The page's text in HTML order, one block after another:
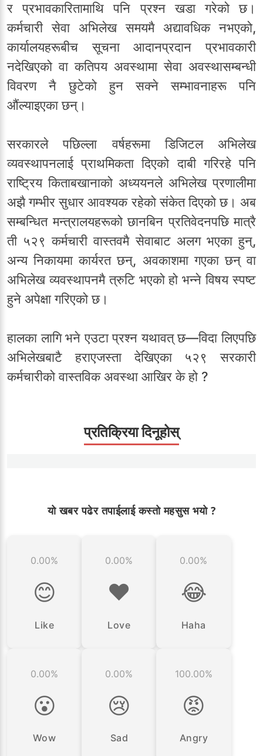
र प्रभावकारितामाथि पनि प्रश्न खडा गरेको छ।
कर्मचारी सेवा अभिलेख समयमै अद्यावधिक नभएको,
कार्यालयहरूबीच सूचना आदानप्रदान प्रभावकारी
नदेखिएको वा कतिपय अवस्थामा सेवा अवस्थासम्बन्धी
विवरण नै छुटेको हुन सक्ने सम्भावनाहरू पनि
औंल्याइएका छन्।
सरकारले पछिल्ला वर्षहरूमा डिजिटल अभिलेख
व्यवस्थापनलाई प्राथमिकता दिएको दाबी गरिरहे पनि
राष्ट्रिय किताबखानाको अध्ययनले अभिलेख प्रणालीमा
अझै गम्भीर सुधार आवश्यक रहेको संकेत दिएको छ। अब
सम्बन्धित मन्त्रालयहरूको छानबिन प्रतिवेदनपछि मात्रै
ती ५२९ कर्मचारी वास्तवमै सेवाबाट अलग भएका हुन्,
अन्य निकायमा कार्यरत छन्, अवकाशमा गएका छन् वा
अभिलेख व्यवस्थापनमै त्रुटि भएको हो भन्ने विषय स्पष्ट
हुने अपेक्षा गरिएको छ।
हालका लागि भने एउटा प्रश्न यथावत् छ—विदा लिएपछि
अभिलेखबाटै हराएजस्ता देखिएका ५२९ सरकारी
कर्मचारीको वास्तविक अवस्था आखिर के हो ?
प्रतिक्रिया दिनूहोस्
यो खबर पढेर तपाईलाई कस्तो महसुस भयो ?
0.00%
😊
Like
0.00%
❤️
Love
0.00%
😂
Haha
0.00%
😮
Wow
0.00%
😢
Sad
100.00%
😡
Angry